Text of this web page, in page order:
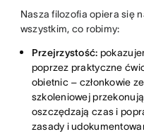
Nasza filozofia opiera się
wszystkim, co robimy:
Przejrzystość:
poprzez praktyczne
obietnic – członkowie
szkoleniowej
oszczędzają czas i
zasady i